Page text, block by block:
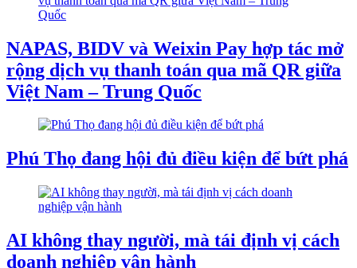
NAPAS, BIDV và Weixin Pay hợp tác mở
rộng dịch vụ thanh toán qua mã QR giữa
Việt Nam – Trung Quốc
Phú Thọ đang hội đủ điều kiện để bứt phá
AI không thay người, mà tái định vị cách
doanh nghiệp vận hành